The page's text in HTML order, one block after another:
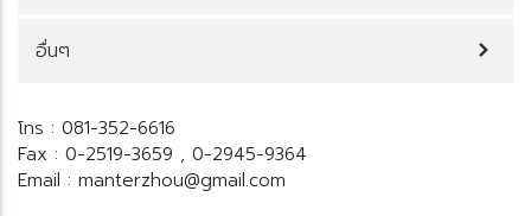
อื่นๆ
ทร : 081-352-6616
Fax : 0-2519-3659 , 0-2945-9364
Email : manterzhou@gmail.com